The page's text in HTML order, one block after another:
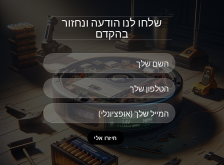
שלחו לנו הודעה ונחזור
בהקדם